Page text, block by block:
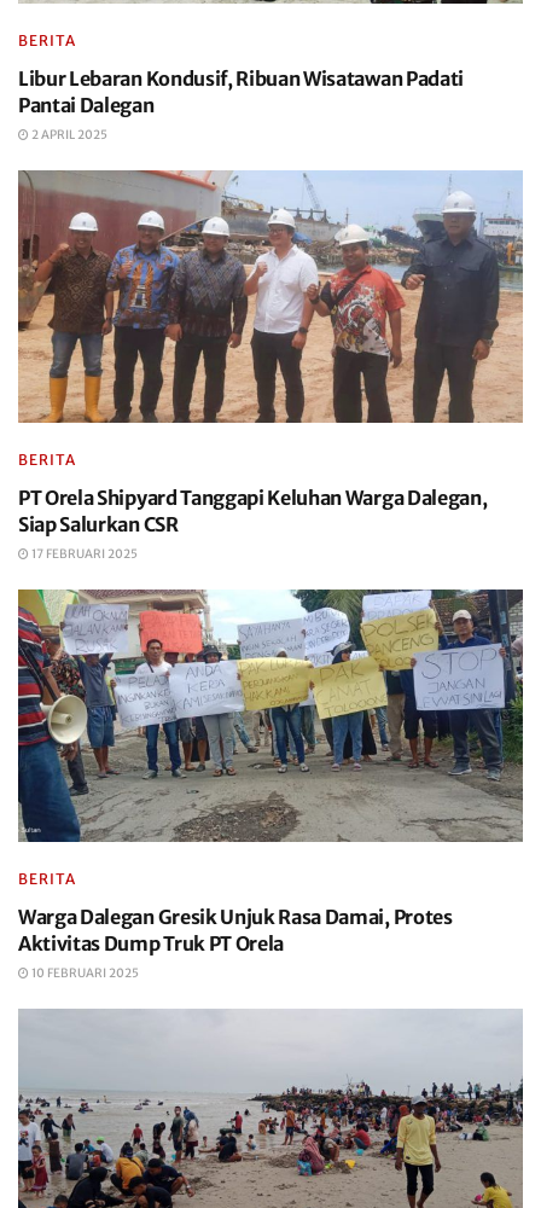
BERITA
Libur Lebaran Kondusif, Ribuan Wisatawan Padati
Pantai Dalegan
2 APRIL 2025
BERITA
PT Orela Shipyard Tanggapi Keluhan Warga Dalegan,
Siap Salurkan CSR
17 FEBRUARI 2025
BERITA
Warga Dalegan Gresik Unjuk Rasa Damai, Protes
Aktivitas Dump Truk PT Orela
10 FEBRUARI 2025